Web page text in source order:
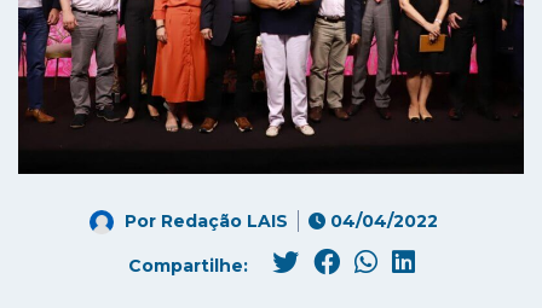
Por Redação LAIS 04/04/2022
Compartilhe: